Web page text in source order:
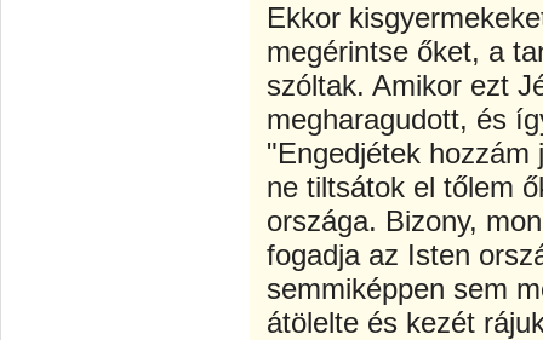
Ekkor
megérintse őket, a
szóltak. Amikor ezt
megharagudott, és
"Engedjétek hozzám
ne tiltsátok el tőlem
országa. Bizony,
fogadja az Isten
semmiképpen sem
átölelte és kezét